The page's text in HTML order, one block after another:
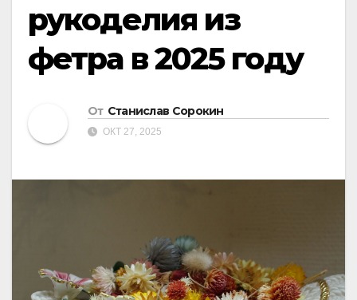
рукоделия из
фетра в 2025 году
От Станислав Сорокин
ОКТ 27, 2025